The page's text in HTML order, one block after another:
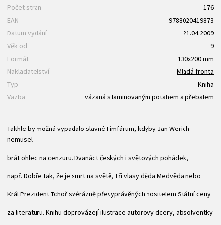
Počet stran
176
EAN
9788020419873
Datum vydání
21.04.2009
Věk od
9
Formát
130x200 mm
Nakladatelství
Mladá fronta
Typ
Kniha
Vazba
vázaná s laminovaným potahem a přebalem
Takhle by možná vypadalo slavné Fimfárum, kdyby Jan Werich
nemusel
brát ohled na cenzuru. Dvanáct českých i světových pohádek,
např. Dobře tak, že je smrt na světě, Tři vlasy děda Medvěda nebo
Král Prezident Tchoř svérázně převyprávěných nositelem Státní ceny
za literaturu. Knihu doprovázejí ilustrace autorovy dcery, absolventky